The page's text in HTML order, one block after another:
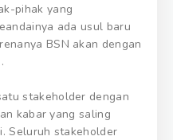
pihak yang
ada usul baru
BSN akan dengan
stakeholder dengan
kabar yang saling
Seluruh stakeholder